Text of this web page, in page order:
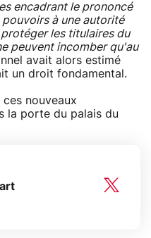
encadrant le prononcé
à une autorité
les titulaires du
peuvent incomber qu'au
avait alors estimé
un droit fondamental.
nouveaux
la porte du palais du